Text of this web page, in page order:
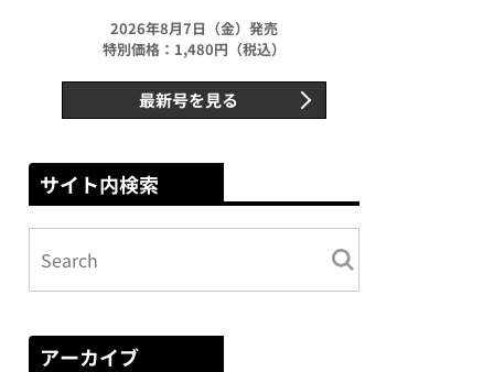
2026年8月7日（金）発売
特別価格：1,480円（税込）
最新号を見る
サイト内検索
アーカイブ